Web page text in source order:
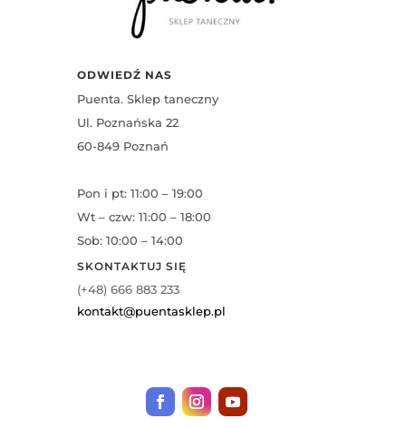
ODWIEDŹ NAS
Puenta. Sklep taneczny
Ul. Poznańska 22
60-849 Poznań
Pon i pt: 11:00 – 19:00
Wt – czw: 11:00 – 18:00
Sob: 10:00 – 14:00
SKONTAKTUJ SIĘ
(+48) 666 883 233
kontakt@puentasklep.pl